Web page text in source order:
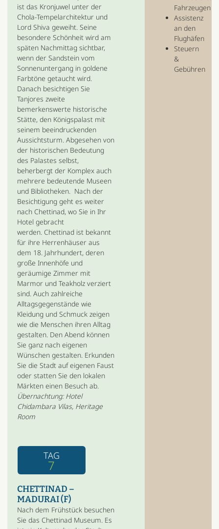
ist das Kronjuwel unter der
Chola-Tempelarchitektur und
Lord Shiva geweiht. Seine
besondere Schönheit wird am
späten Nachmittag sichtbar,
wenn der Sandstein vom
Sonnenuntergang in goldene
Farbtöne getaucht wird.
Danach besichtigen Sie
Tanjores zweite
bemerkenswerte historische
Stätte, den Königspalast mit
seinem beeindruckenden
Aussichtsturm. Abgesehen von
der historischen Bedeutung
des Palastes selbst,
beherbergt der Komplex auch
mehrere bedeutende Museen
und Bibliotheken. Nach der
Besichtigung geht es weiter
nach Chettinad, wo Sie in Ihr
Hotel gebracht
werden. Chettinad ist bekannt
für ihre Herrenhäuser aus
dem 18. Jahrhundert, deren
große Innenhöfe und
geräumige Zimmer mit
Marmor und Teakholz verziert
sind. Auch zahlreiche
Alltagsgegenstände wie
Kleidung und Schmuck zeigen
wie die Menschen ihren Alltag
gestalten. Den Abend können
Sie ganz nach eigenen
Wünschen gestalten. Erkunden
Sie die Stadt auf eigenen Faust
oder statten Sie den lokalen
Märkten einen Besuch ab.
Übernachtung: Hotel
Chidambara Vilas, Heritage
Room
TAG
7
CHETTINAD –
MADURAI (F)
Nach dem Frühstück besuchen
Sie das Chettinad Museum. Es
Fahrzeugen
Assistenz
an den
Flughäfen
Steuern
&
Gebühren